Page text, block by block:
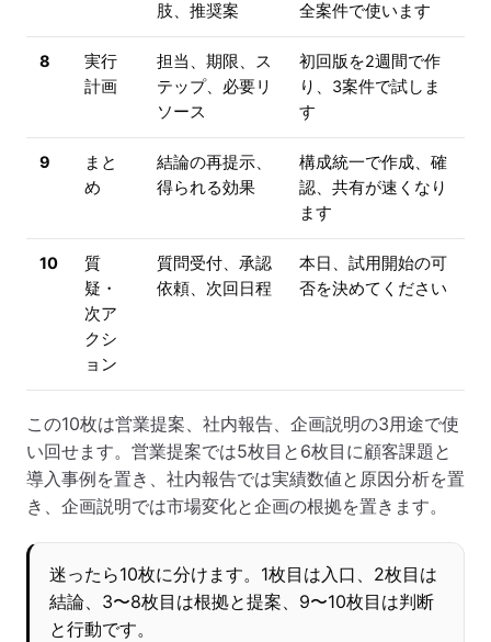
肢、推奨案
全案件で使います
8
実行
計画
担当、期限、ス
テップ、必要リ
ソース
初回版を2週間で作
り、3案件で試しま
す
9
まと
め
結論の再提示、
得られる効果
構成統一で作成、確
認、共有が速くなり
ます
10
質
疑・
次ア
クシ
ョン
質問受付、承認
依頼、次回日程
本日、試用開始の可
否を決めてください
この10枚は営業提案、社内報告、企画説明の3用途で使
い回せます。営業提案では5枚目と6枚目に顧客課題と
導入事例を置き、社内報告では実績数値と原因分析を置
き、企画説明では市場変化と企画の根拠を置きます。
迷ったら10枚に分けます。1枚目は入口、2枚目は
結論、3〜8枚目は根拠と提案、9〜10枚目は判断
と行動です。